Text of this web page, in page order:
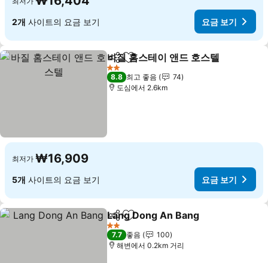
2개 사이트의 요금 보기 요금 보기
공유 즐겨찾기에 추가
바질 홈스테이 앤드 호스텔
2 성급
8.8 최고 좋음
74
도심에서 2.6km
최저가 ₩16,909
5개 사이트의 요금 보기 요금 보기
공유 즐겨찾기에 추가
Lang Dong An Bang
2 성급
7.7 좋음
100
해변에서 0.2km 거리